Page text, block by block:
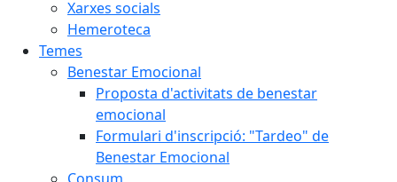
Xarxes socials
Hemeroteca
Temes
Benestar Emocional
Proposta d'activitats de benestar
emocional
Formulari d'inscripció: "Tardeo" de
Benestar Emocional